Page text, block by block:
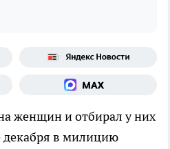
женщин и отбирал у них
декабря в милицию